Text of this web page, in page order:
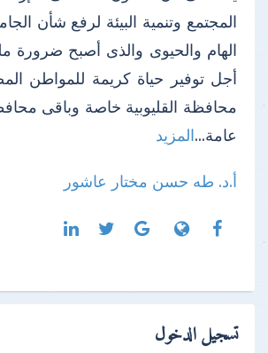
المجتمع وتنمية البيئة لرفع شأن
الهام والحيوى والذى أصبح ضرورة
أجل توفير حياة كريمة للمواطن
محافظة القليوبية خاصة وباقى
عامة...المزيد
أ.د. طه حسن مختار عاشور
تسجيل الدخول